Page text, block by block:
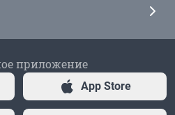
приложение
App Store